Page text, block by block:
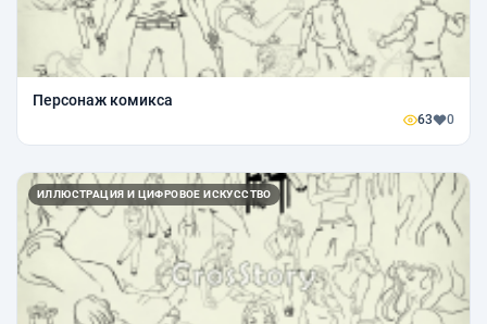
Персонаж комикса
63 0
ИЛЛЮСТРАЦИЯ И ЦИФРОВОЕ ИСКУССТВО